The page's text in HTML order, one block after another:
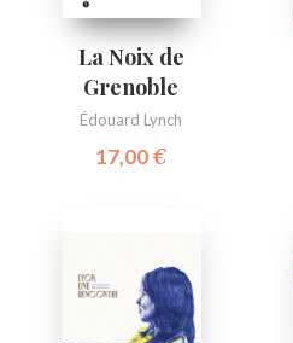
La Noix de
Grenoble
Édouard Lynch
17,00€